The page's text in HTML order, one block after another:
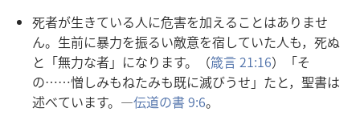
死者が生きている人に危害を加えることはありませ
ん。 生前に暴力を振るい敵意を宿していた人も， 死ぬ
と「無力な者」になります。（箴言21:16）「そ
の……憎しみもねたみも既に滅びうせ」たと， 聖書は
述べています。―伝道の書 9:6。